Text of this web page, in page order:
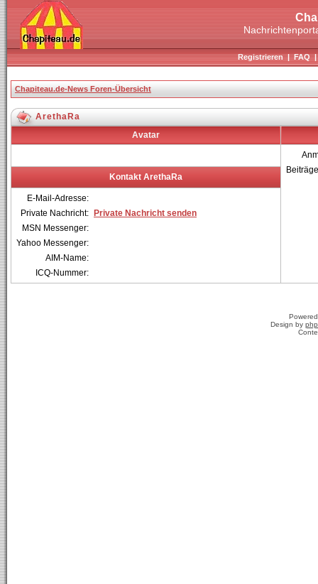
Registrieren|FAQ
Chapiteau.de-News Foren-Übersicht
ArethaRa
Avatar
Kontakt ArethaRa
E-Mail-Adresse:
Private Nachricht:
Private Nachricht senden
MSN Messenger:
Yahoo Messenger:
AIM-Name:
ICQ-Nummer:
Design by